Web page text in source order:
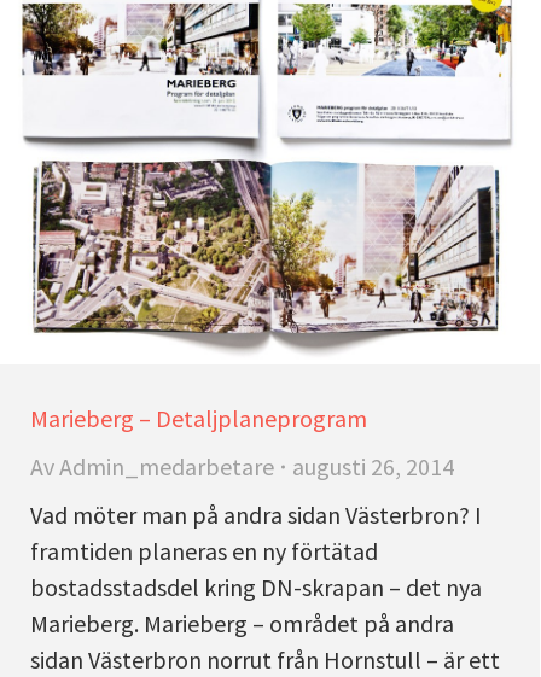
Marieberg – Detaljplaneprogram
AvAdmin_medarbetare
augusti 26, 2014
Vad möter man på andra sidan Västerbron? I
framtiden planeras en ny förtätad
bostadsstadsdel kring DN-skrapan – det nya
Marieberg. Marieberg – området på andra
sidan Västerbron norrut från Hornstull – är ett